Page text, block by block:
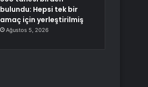
bulundu: Hepsi tek bir
amaç için yerleştirilmiş
Ağustos 5, 2026